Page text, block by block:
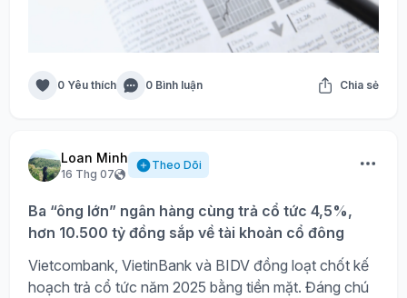
0 Yêu thích 0 Bình luận Chia sẻ
Loan Minh
16 Thg 07
Theo Dõi
Ba “ông lớn” ngân hàng cùng trả cổ tức 4,5%,
hơn 10.500 tỷ đồng sắp về tài khoản cổ đông
Vietcombank, VietinBank và BIDV đồng loạt chốt kế
hoạch trả cổ tức năm 2025 bằng tiền mặt. Đáng chú